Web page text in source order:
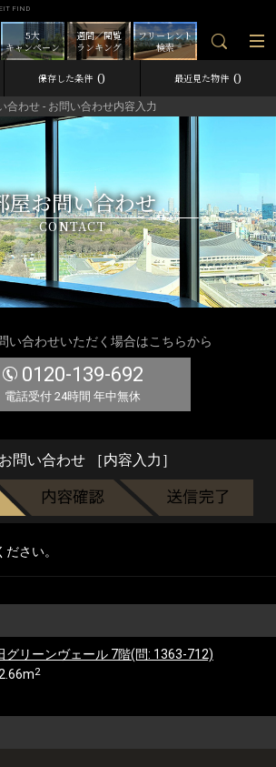
FIND
フリーレント
検索
週間／閲覧
ランキング
5大
キャンペーン
保存した条件 0 最近見た物件 0
合わせ - お問い合わせ内容入力
屋お問い合わせ
CONTACT
い合わせいただく場合はこちらから
0120-139-692
電話受付 24時間 年中無休
問い合わせ ［内容入力］
さい。
グリーンヴェール 7階(問: 1363-712)
2